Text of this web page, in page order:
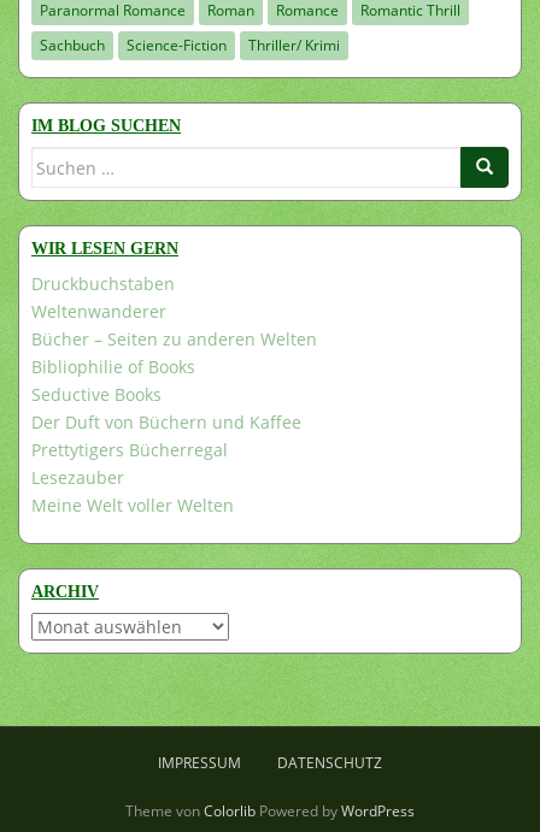
Paranormal Romance
Roman Romance
Romantic Thrill
Sachbuch
Science-Fiction Thriller/ Krimi
IM BLOG SUCHEN
Suchen
WIR LESEN GERN
Druckbuchstaben
Weltenwanderer
Bücher – Seiten zu anderen Welten
Bibliophilie of Books
Seductive Books
Der Duft von Büchern und Kaffee
Prettytigers Bücherregal
Lesezauber
Meine Welt voller Welten
ARCHIV
Archiv
IMPRESSUM DATENSCHUTZ
Theme vonColorlib Powered byWordPress